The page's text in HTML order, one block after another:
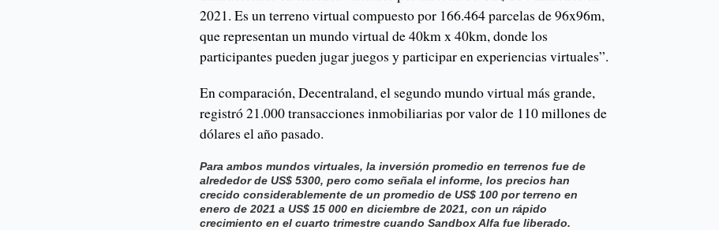
2021. Es un terreno virtual compuesto por 166.464 parcelas de 96x96m,
que representan un mundo virtual de 40km x 40km, donde los
participantes pueden jugar juegos y participar en experiencias virtuales”.
En comparación, Decentraland, el segundo mundo virtual más grande,
registró 21.000 transacciones inmobiliarias por valor de 110 millones de
dólares el año pasado.
Para ambos mundos virtuales, la inversión promedio en terrenos fue de
alrededor de US$ 5300, pero como señala el informe, los precios han
crecido considerablemente de un promedio de US$ 100 por terreno en
enero de 2021 a US$ 15 000 en diciembre de 2021, con un rápido
crecimiento en el cuarto trimestre cuando Sandbox Alfa fue liberado.